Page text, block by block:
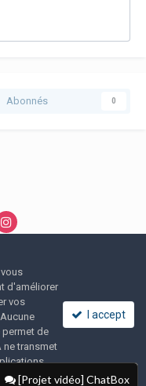
Abonnés 0
[Projet vidéo] ChatBox
confidentialité
contacter
du rat domestique
d'améliorer
vos
de
ne transmet
I accept